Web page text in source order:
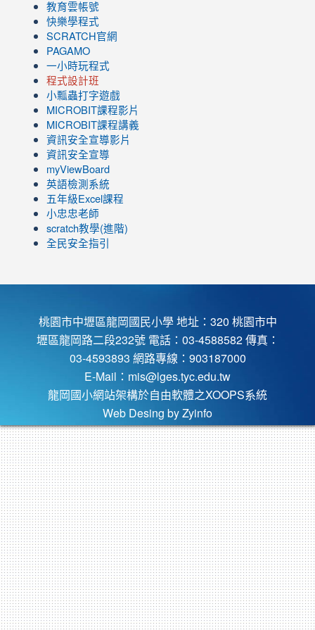
教育雲帳號
快樂學程式
SCRATCH官網
PAGAMO
一小時玩程式
程式設計班
小瓢蟲打字遊戲
link
to
https://www.youtube.com/channel/UC8LghzcV5-
ZBGmXwlbUndNA/videos?
view=0&sort=dd&shelf_id=0
MICROBIT課程影片
link
to
https://www.youtube.com/channel/UC8LghzcV5-
ZBGmXwlbUndNA/videos?
view=0&sort=dd&shelf_id=0
MICROBIT課程講義
資訊安全宣導影片
資訊安全宣導
myViewBoard
英語檢測系統
五年級Excel課程
小忠忠老師
scratch教學(進階)
全民安全指引
桃園市中壢區龍岡國民小學 地址：320 桃園市中
壢區龍岡路二段232號 電話：03-4588582 傳真：
03-4593893 網路專線：903187000
E-Mail： mis@lges.tyc.edu.tw
龍岡國小網站架構於自由軟體之XOOPS系統
Web Desing by Zyinfo